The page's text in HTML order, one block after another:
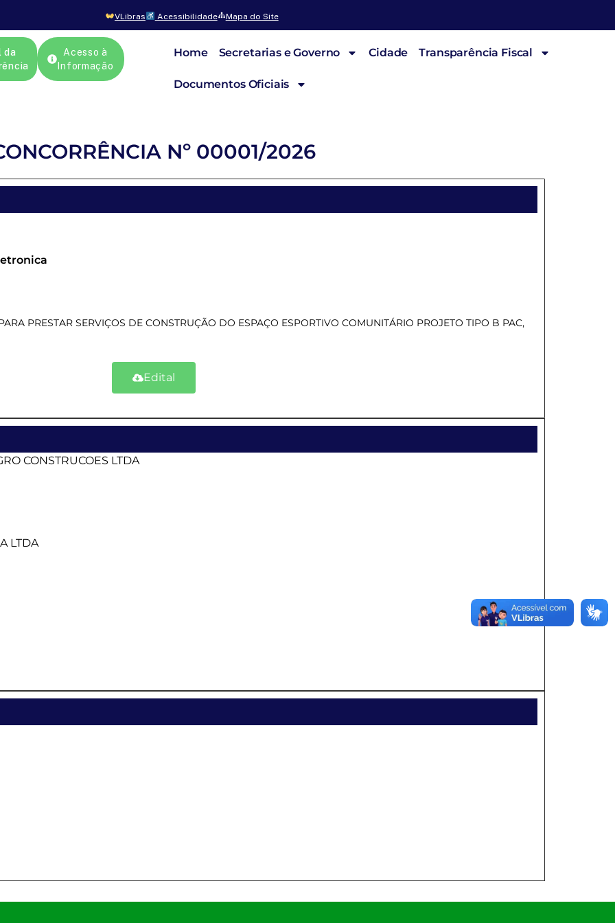
VLibras Acessibilidade Mapa do Site
da
Acesso à
Informação
Home Secretarias e Governo Cidade Transparência Fiscal
Documentos Oficiais
Nº 00001/2026
PRESTAR SERVIÇOS DE CONSTRUÇÃO DO ESPAÇO ESPORTIVO COMUNITÁRIO PROJETO TIPO B PAC,
Edital
CONSTRUCOES LTDA
LTDA